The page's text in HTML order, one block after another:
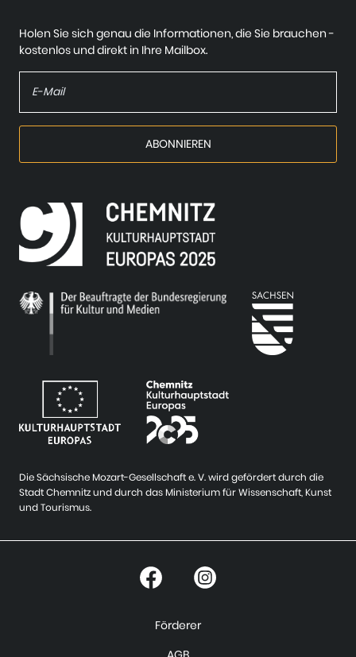
Holen Sie sich genau die Informationen, die Sie brauchen -
kostenlos und direkt in Ihre Mailbox.
Die Sächsische Mozart-Gesellschaft e. V. wird gefördert durch die
Stadt Chemnitz und durch das Ministerium für Wissenschaft, Kunst
und Tourismus.
Förderer